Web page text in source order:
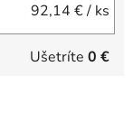
92,14 €/ ks
Ušetríte 0 €